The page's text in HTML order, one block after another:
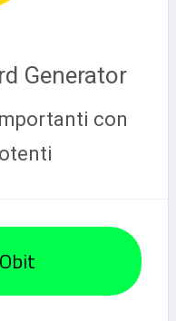
Generator
con